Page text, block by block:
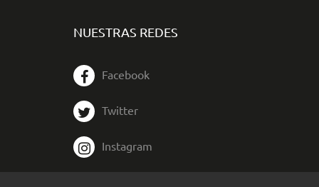
NUESTRAS REDES
Facebook
Twitter
Instagram